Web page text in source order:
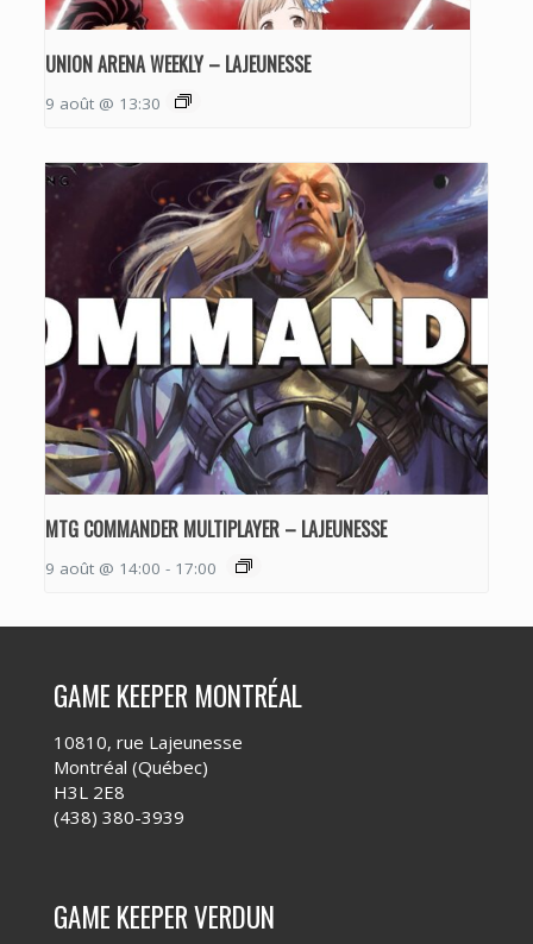
UNION ARENA WEEKLY – LAJEUNESSE
9 août @ 13:30
MTG COMMANDER MULTIPLAYER – LAJEUNESSE
9 août @ 14:00 - 17:00
GAME KEEPER MONTRÉAL
10810, rue Lajeunesse
Montréal (Québec)
H3L 2E8
(438) 380-3939
GAME KEEPER VERDUN